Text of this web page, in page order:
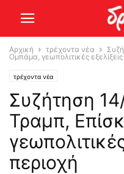
Αρχική τρέχοντα νέα
Ομπάμα, γεωπολιτικές
τρέχοντα νέα
Συζήτηση
Τραμπ,
περιοχή